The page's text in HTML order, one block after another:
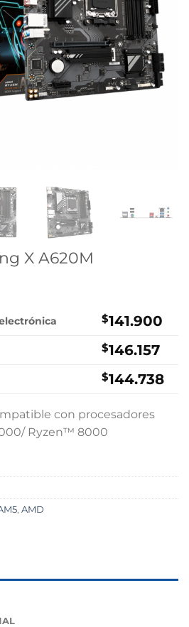
X A620M
$141.900
$146.157
$144.738
con procesadores
Ryzen™ 8000
, AMD